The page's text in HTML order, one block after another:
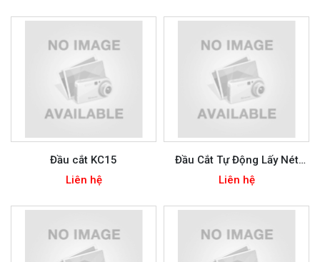
Đầu cắt KC15
Liên hệ
Đầu Cắt Tự Động Lấy Nét
LC20S
Liên hệ